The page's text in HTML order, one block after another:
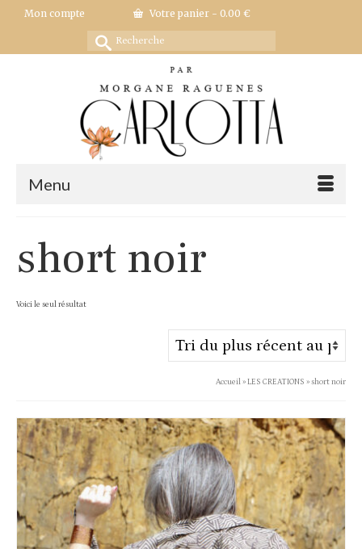
Mon compte Votre panier - 0.00 €
Rechercher :
Menu
short noir
Voici le seul résultat
Accueil»LES CREATIONS »short noir